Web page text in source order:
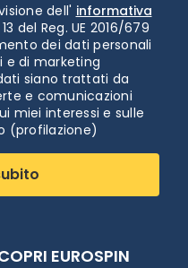
dell' informativa
del Reg. UE 2016/679
dei dati personali
e di marketing
siano trattati da
e comunicazioni
miei interessi e sulle
(profilazione)
EUROSPIN